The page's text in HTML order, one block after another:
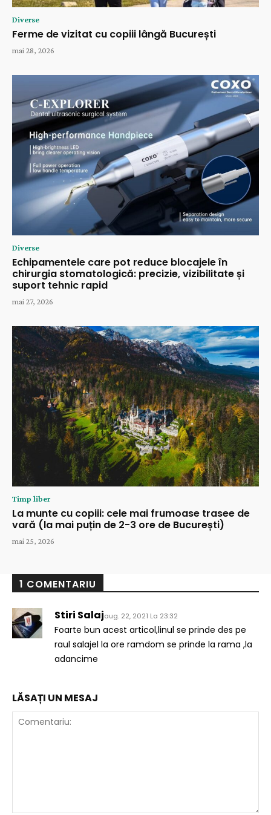
Diverse
Ferme de vizitat cu copiii lângă București
mai 28, 2026
Diverse
Echipamentele care pot reduce blocajele în
chirurgia stomatologică: precizie, vizibilitate și
suport tehnic rapid
mai 27, 2026
Timp liber
La munte cu copiii: cele mai frumoase trasee de
vară (la mai puțin de 2-3 ore de București)
mai 25, 2026
1 COMENTARIU
Stiri Salajaug. 22, 2021 La 23:32
Foarte bun acest articol,linul se prinde des pe
raul salajel la ore ramdom se prinde la rama ,la
adancime
LĂSAȚI UN MESAJ